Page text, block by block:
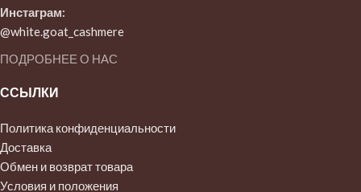
Инстаграм:
@white.goat_cashmere
ПОДРОБНЕЕ О НАС
ССЫЛКИ
Политика конфиденциальности
Доставка
Обмен и возврат товара
Условия и положения